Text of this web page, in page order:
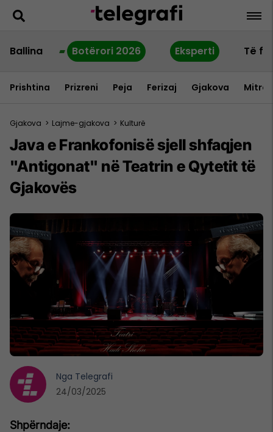
Ballina Botërori 2026 Eksperti Të
Prishtina Prizreni Peja Ferizaj Gjakova
Gjakova > Lajme-gjakova > Kulturë
Java e Frankofonisë sjell shfaqjen
"Antigonat" në Teatrin e Qytetit të
Gjakovës
Nga Telegrafi
24/03/2025